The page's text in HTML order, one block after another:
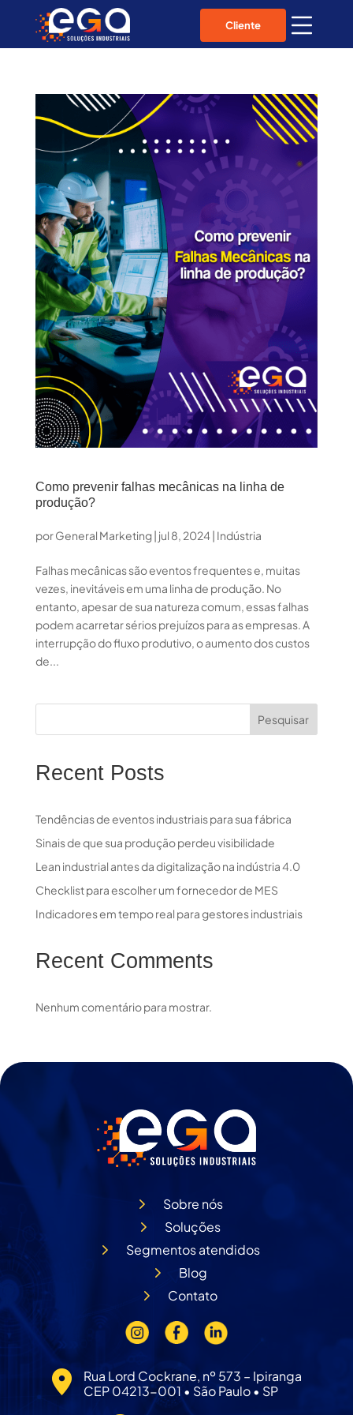
Cliente
Como prevenir falhas mecânicas na linha de
produção?
porGeneral Marketing| jul 8, 2024 | Indústria
Falhas mecânicas são eventos frequentes e, muitas
vezes, inevitáveis em uma linha de produção. No
entanto, apesar de sua natureza comum, essas falhas
podem acarretar sérios prejuízos para as empresas. A
interrupção do fluxo produtivo, o aumento dos custos
de...
Pesquisar
Recent Posts
Tendências de eventos industriais para sua fábrica
Sinais de que sua produção perdeu visibilidade
Lean industrial antes da digitalização na indústria 4.0
Checklist para escolher um fornecedor de MES
Indicadores em tempo real para gestores industriais
Recent Comments
Nenhum comentário para mostrar.
Sobre nós
Soluções
Segmentos atendidos
Blog
Contato
Rua Lord Cockrane, nº 573 – Ipiranga
CEP 04213-001 • São Paulo • SP